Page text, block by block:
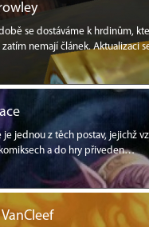
se dostáváme k hrdinům,
zatím nemají článek. Aktualizaci
je jednou z těch postav, jejichž
a do hry přiveden…